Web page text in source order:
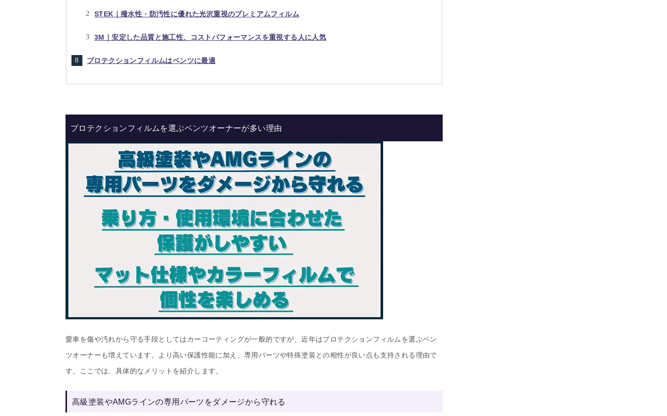
STEK｜撥水性・防汚性に優れた光沢重視のプレミアムフィルム
3M｜安定した品質と施工性、コストパフォーマンスを重視する人に人気
プロテクションフィルムはベンツに最適
プロテクションフィルムを選ぶベンツオーナーが多い理由
愛車を傷や汚れから守る手段としてはカーコーティングが一般的ですが、近年はプロテクションフィルムを選ぶベン
ツオーナーも増えています。より高い保護性能に加え、専用パーツや特殊塗装との相性が良い点も支持される理由で
す。ここでは、具体的なメリットを紹介します。
高級塗装やAMGラインの専用パーツをダメージから守れる